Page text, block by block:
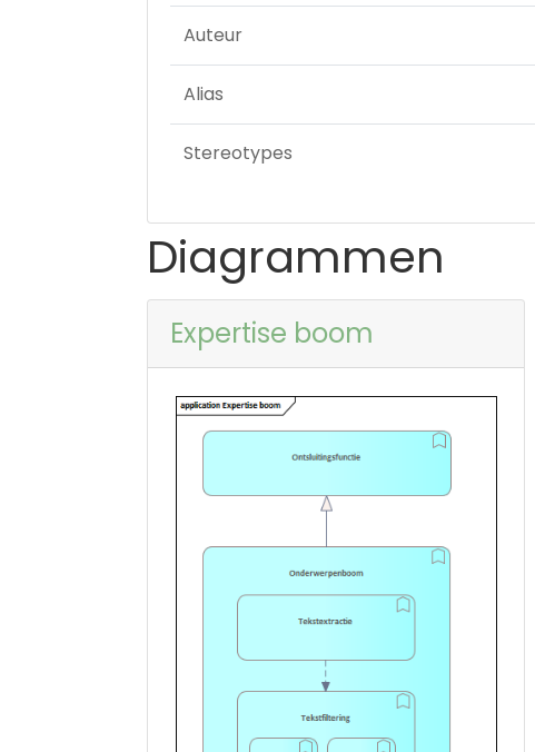
Auteur
Alias
Stereotypes
Diagrammen
Expertise boom